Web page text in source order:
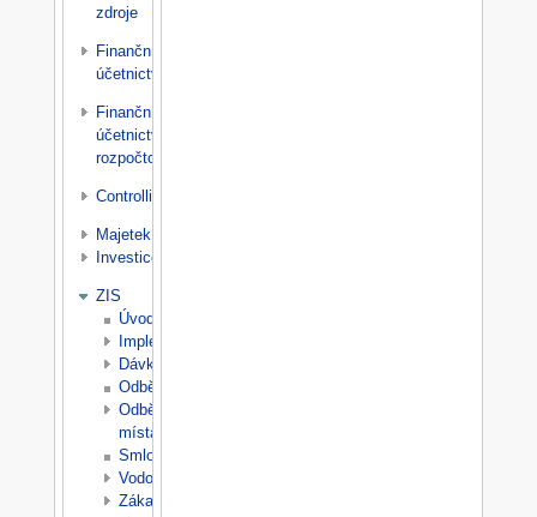
zdroje
Finanční
účetnictví
Finanční
účetnictví
rozpočtové
Controlling
Majetek
Investice
ZIS
Úvod
Implementace
Dávky/Odečty
Odběratelé
Odběrná
místa
Smlouvy
Vodoměry
Zákaznická